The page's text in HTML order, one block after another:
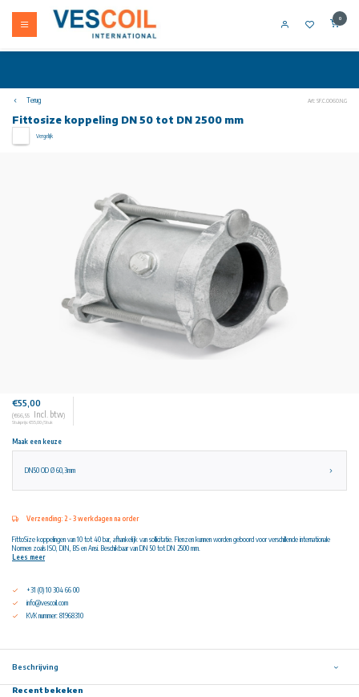
0
Terug Art: SF.C.0060.N.G
Fittosize koppeling DN 50 tot DN 2500 mm
Vergelijk
€55,00
(€66,55 Incl. btw)
Stukprijs: €55,00 / Stuk
Maak een keuze
DN50 OD Ø 60,3mm
Verzending: 2 - 3 werkdagen na order
FittoSize koppelingen van 10 tot 40 bar, afhankelijk van sollicitatie. Flenzen kunnen worden geboord voor verschillende internationale
Normen zoals ISO, DIN, BS en Ansi. Beschikbaar van DN 50 tot DN 2500 mm.
Lees meer
+31 (0) 10 304 66 00
info@vescoil.com
KVK nummer: 81968310
Beschrijving
Recent bekeken